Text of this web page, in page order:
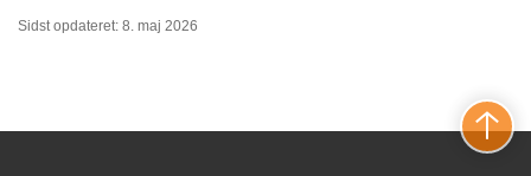
Sidst opdateret: 8. maj 2026